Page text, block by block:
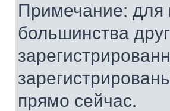
Примечание: для
большинства
прямо сейчас.